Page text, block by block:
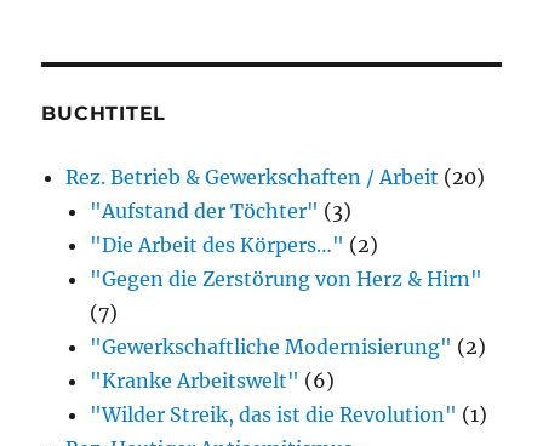
besprochenen
erwähnten
Bücher)
BUCHTITEL
Rez. Betrieb & Gewerkschaften / Arbeit (20)
"Aufstand der Töchter" (3)
"Die Arbeit des Körpers…" (2)
"Gegen die Zerstörung von Herz & Hirn"
(7)
"Gewerkschaftliche Modernisierung" (2)
"Kranke Arbeitswelt" (6)
"Wilder Streik, das ist die Revolution" (1)